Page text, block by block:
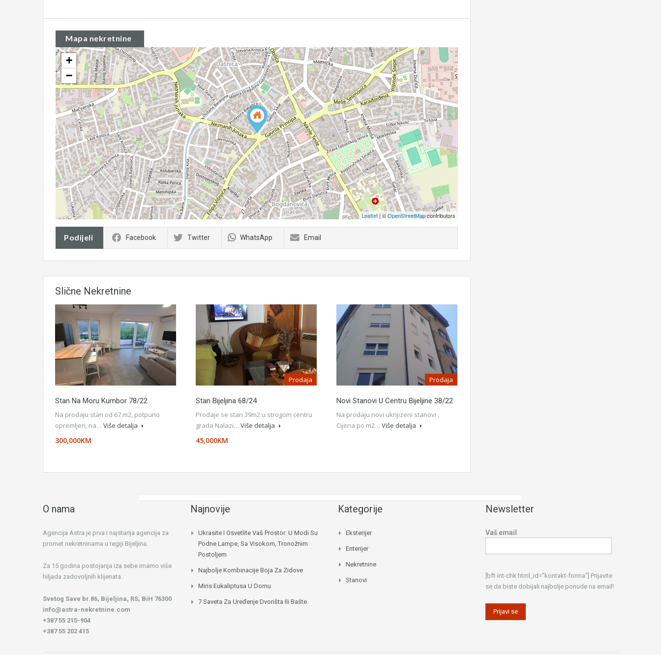
Mapa nekretnine
+
−
Leaflet | ©OpenStreetMapcontributors
Podijeli Facebook Twitter WhatsApp Email
Slične Nekretnine
Stan Na Moru Kumbor 78/22
Na prodaju stan od 67 m2, potpuno
opremljen, na… Više detalja
300,000KM
Prodaja
Stan Bijeljina 68/24
Prodaje se stan 39m2 u strogom centru
grada Nalazi… Više detalja
45,000KM
Prodaja
Novi Stanovi U Centru Bijeljine 38/22
Na prodaju novi uknjizeni stanovi .
Cijena po m2… Više detalja
O nama
Agencija Astra je prva i najstarija agencija za
promet nekretninama u regiji Bijeljina.
Za 15 godina postojanja iza sebe imamo više
hiljada zadovoljnih klijenata.
Svetog Save br.86, Bijeljina, RS, BiH 76300
info@astra-nekretnine.com
+387 55 215-904
+387 55 202 415
Najnovije
Ukrasite I Osvetlite Vaš Prostor: U Modi Su
Podne Lampe, Sa Visokom, Tronožnim
Postoljem
Najbolje Kombinacije Boja Za Zidove
Miris Eukaliptusa U Domu
7 Saveta Za Uređenje Dvorišta Ili Bašte
Kategorije
Eksterijer
Enterijer
Nekretnine
Stanovi
Newsletter
Vaš email
[bft-int-chk html_id="kontakt-forma"] Prijavite
se da biste dobijali najbolje ponude na email!